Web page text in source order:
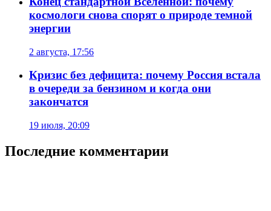
космологи снова спорят о природе темной
энергии
2 августа, 17:56
Кризис без дефицита: почему Россия встала
в очереди за бензином и когда они
закончатся
19 июля, 20:09
Последние комментарии